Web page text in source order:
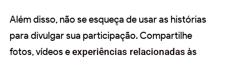
Além disso, não se esqueça de usar as histórias
para divulgar sua participação. Compartilhe
fotos, vídeos eexperiências relacionadas às